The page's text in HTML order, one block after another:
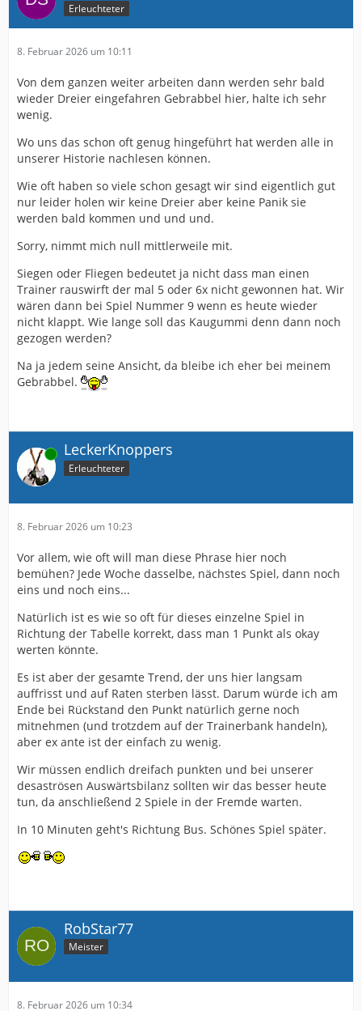
Erleuchteter
8. Februar 2026 um 10:11
Von dem ganzen weiter arbeiten dann werden sehr bald
wieder Dreier eingefahren Gebrabbel hier, halte ich sehr
wenig.
Wo uns das schon oft genug hingeführt hat werden alle in
unserer Historie nachlesen können.
Wie oft haben so viele schon gesagt wir sind eigentlich gut
nur leider holen wir keine Dreier aber keine Panik sie
werden bald kommen und und und.
Sorry, nimmt mich null mittlerweile mit.
Siegen oder Fliegen bedeutet ja nicht dass man einen
Trainer rauswirft der mal 5 oder 6x nicht gewonnen hat. Wir
wären dann bei Spiel Nummer 9 wenn es heute wieder
nicht klappt. Wie lange soll das Kaugummi denn dann noch
gezogen werden?
Na ja jedem seine Ansicht, da bleibe ich eher bei meinem
Gebrabbel.
Online LeckerKnoppers
Erleuchteter
8. Februar 2026 um 10:23
Vor allem, wie oft will man diese Phrase hier noch
bemühen? Jede Woche dasselbe, nächstes Spiel, dann noch
eins und noch eins...
Natürlich ist es wie so oft für dieses einzelne Spiel in
Richtung der Tabelle korrekt, dass man 1 Punkt als okay
werten könnte.
Es ist aber der gesamte Trend, der uns hier langsam
auffrisst und auf Raten sterben lässt. Darum würde ich am
Ende bei Rückstand den Punkt natürlich gerne noch
mitnehmen (und trotzdem auf der Trainerbank handeln),
aber ex ante ist der einfach zu wenig.
Wir müssen endlich dreifach punkten und bei unserer
desaströsen Auswärtsbilanz sollten wir das besser heute
tun, da anschließend 2 Spiele in der Fremde warten.
In 10 Minuten geht's Richtung Bus. Schönes Spiel später.
RobStar77
Meister
8. Februar 2026 um 10:34